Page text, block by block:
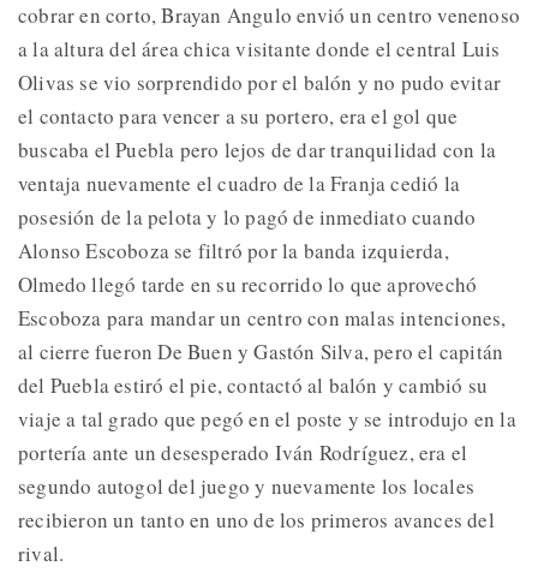
cobrar en corto, Brayan Angulo envió un centro venenoso
a la altura del área chica visitante donde el central Luis
Olivas se vio sorprendido por el balón y no pudo evitar
el contacto para vencer a su portero, era el gol que
buscaba el Puebla pero lejos de dar tranquilidad con la
ventaja nuevamente el cuadro de la Franja cedió la
posesión de la pelota y lo pagó de inmediato cuando
Alonso Escoboza se filtró por la banda izquierda,
Olmedo llegó tarde en su recorrido lo que aprovechó
Escoboza para mandar un centro con malas intenciones,
al cierre fueron De Buen y Gastón Silva, pero el capitán
del Puebla estiró el pie, contactó al balón y cambió su
viaje a tal grado que pegó en el poste y se introdujo en la
portería ante un desesperado Iván Rodríguez, era el
segundo autogol del juego y nuevamente los locales
recibieron un tanto en uno de los primeros avances del
rival.